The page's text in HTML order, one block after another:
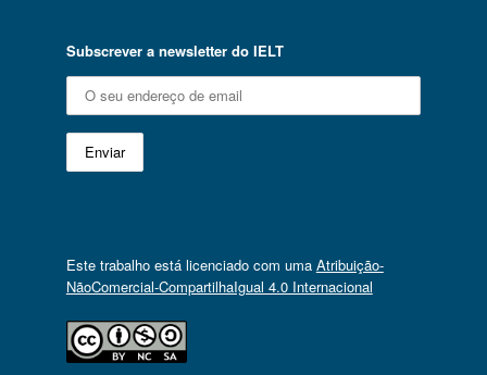
Subscrever a newsletter do IELT
Este trabalho está licenciado com uma Atribuição-
NãoComercial-CompartilhaIgual 4.0 Internacional